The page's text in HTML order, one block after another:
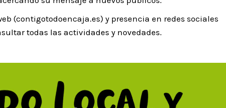
(contigotodoencaja.es) y presencia en redes sociales
todas las actividades y novedades.